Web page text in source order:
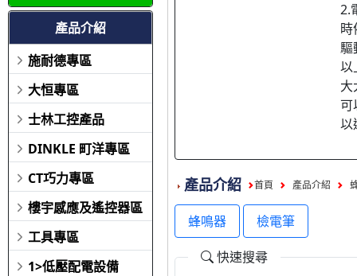
產品介紹
施耐德專區
大恒專區
士林工控產品
DINKLE 町洋專區
CT巧力專區
樓宇感應及遙控器區
工具專區
1>低壓配電設備
2.
時
驅
以
大
可
以
產品介紹 首頁 產品介紹
蜂鳴器 檢電筆
快速搜尋